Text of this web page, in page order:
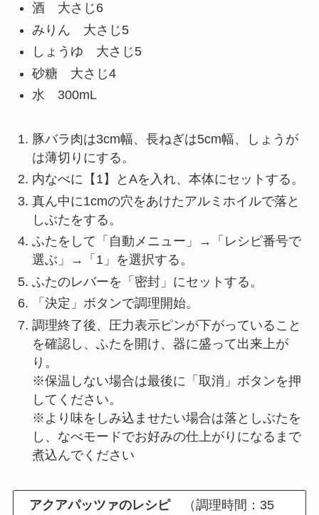
酒 大さじ6
みりん 大さじ5
しょうゆ 大さじ5
砂糖 大さじ4
水 300mL
豚バラ肉は3cm幅、長ねぎは5cm幅、しょうが
は薄切りにする。
内なべに【1】とAを入れ、本体にセットする。
真ん中に1cmの穴をあけたアルミホイルで落と
しぶたをする。
ふたをして「自動メニュー」→「レシピ番号で
選ぶ」→「1」を選択する。
ふたのレバーを「密封」にセットする。
「決定」ボタンで調理開始。
調理終了後、圧力表示ピンが下がっていること
を確認し、ふたを開け、器に盛って出来上が
り。
※保温しない場合は最後に「取消」ボタンを押
してください。
※より味をしみ込ませたい場合は落としぶたを
し、なべモードでお好みの仕上がりになるまで
煮込んでください
アクアパッツァのレシピ（調理時間：35